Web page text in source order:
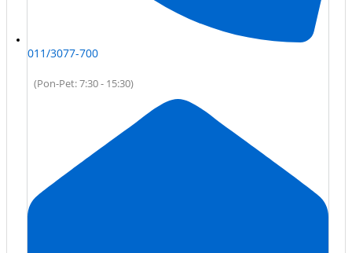
011/3077-700
(Pon-Pet: 7:30 - 15:30)